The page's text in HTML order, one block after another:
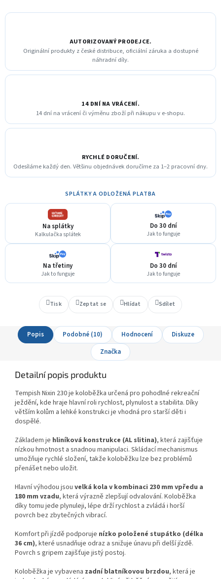
AUTORIZOVANÝ PRODEJCE.
Originální produkty z české distribuce, oficiální záruka a dostupné
náhradní díly.
14 DNÍ NA VRÁCENÍ.
14 dní na vrácení či výměnu zboží při nákupu v e-shopu.
RYCHLÉ DORUČENÍ.
Odesíláme každý den. Většinu objednávek doručíme za 1–2 pracovní dny.
SPLÁTKY A ODLOŽENÁ PLATBA
Na splátky
Kalkulačka splátek
Do 30 dní
Jak to funguje
Na třetiny
Jak to funguje
Do 30 dní
Jak to funguje
Tisk Zeptat se Hlídat Sdílet
Popis Podobné (10) Hodnocení
Diskuze
Značka
Detailní popis produktu
Tempish Nixin 230 je koloběžka určená pro pohodlné rekreační
ježdění, kde hraje hlavní roli rychlost, plynulost a stabilita. Díky
větším kolům a lehké konstrukci je vhodná pro starší děti i
dospělé.
Základem je hliníková konstrukce (AL slitina), která zajišťuje
nízkou hmotnost a snadnou manipulaci. Skládací mechanismus
umožňuje rychlé složení, takže koloběžku lze bez problémů
přenášet nebo uložit.
Hlavní výhodou jsou velká kola v kombinaci 230 mm vpředu a
180 mm vzadu, která výrazně zlepšují odvalování. Koloběžka
díky tomu jede plynuleji, lépe drží rychlost a zvládá i horší
povrch bez zbytečných vibrací.
Komfort při jízdě podporuje nízko položené stupátko (délka
36 cm), které usnadňuje odraz a snižuje únavu při delší jízdě.
Povrch s gripem zajišťuje jistý postoj.
Koloběžka je vybavena zadní blatníkovou brzdou, která je